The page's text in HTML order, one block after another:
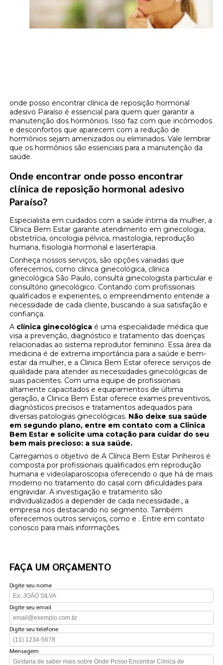
onde posso encontrar clínica de reposição hormonal
adesivo Paraíso é essencial para quem quer garantir a
manutenção dos hormônios. Isso faz com que incômodos
e desconfortos que aparecem com a redução de
hormônios sejam amenizados ou eliminados. Vale lembrar
que os hormônios são essenciais para a manutenção da
saúde.
Onde encontrar onde posso encontrar
clínica de reposição hormonal adesivo
Paraíso?
Especialista em cuidados com a saúde íntima da mulher, a
Clínica Bem Estar garante atendimento em ginecologia,
obstetrícia, oncologia pélvica, mastologia, reprodução
humana, fisiologia hormonal e laserterapia.
Conheça nossos serviços, são opções variadas que
oferecemos, como clínica ginecológica, clínica
ginecológica São Paulo, consulta ginecologista particular e
consultório ginecológico. Contando com profissionais
qualificados e experientes, o empreendimento entende a
necessidade de cada cliente, buscando a sua satisfação e
confiança.
A clínica ginecológica é uma especialidade médica que
visa a prevenção, diagnóstico e tratamento das doenças
relacionadas ao sistema reprodutor feminino. Essa área da
medicina é de extrema importância para a saúde e bem-
estar da mulher, e a Clinica Bem Estar oferece serviços de
qualidade para atender as necessidades ginecológicas de
suas pacientes. Com uma equipe de profissionais
altamente capacitados e equipamentos de última
geração, a Clinica Bem Estar oferece exames preventivos,
diagnósticos precisos e tratamentos adequados para
diversas patologias ginecológicas. Não deixe sua saúde
em segundo plano, entre em contato com a Clinica
Bem Estar e solicite uma cotação para cuidar do seu
bem mais precioso: a sua saúde.
Carregamos o objetivo de A Clínica Bem Estar Pinheiros é
composta por profissionais qualificados em reprodução
humana e videolaparoscopia oferecendo o que há de mais
moderno no tratamento do casal com dificuldades para
engravidar. A investigação e tratamento são
individualizados a depender de cada necessidade., a
empresa nos destacando no segmento. Também
oferecemos outros serviços, como e . Entre em contato
conosco para mais informações.
FAÇA UM ORÇAMENTO
Digite seu nome
Digite seu email
Digite seu telefone
Mensagem